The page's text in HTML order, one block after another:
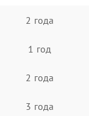
2 года
1 год
2 года
3 года